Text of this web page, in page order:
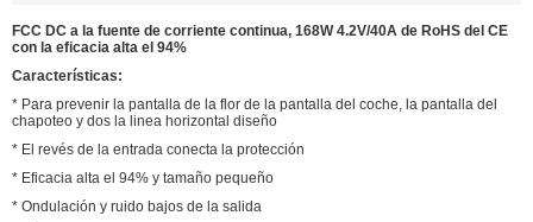
FCC DC a la fuente de corriente continua, 168W 4.2V/40A de RoHS del CE
con la eficacia alta el 94%
Características:
* Para prevenir la pantalla de la flor de la pantalla del coche, la pantalla del
chapoteo y dos la linea horizontal diseño
* El revés de la entrada conecta la protección
* Eficacia alta el 94% y tamaño pequeño
* Ondulación y ruido bajos de la salida